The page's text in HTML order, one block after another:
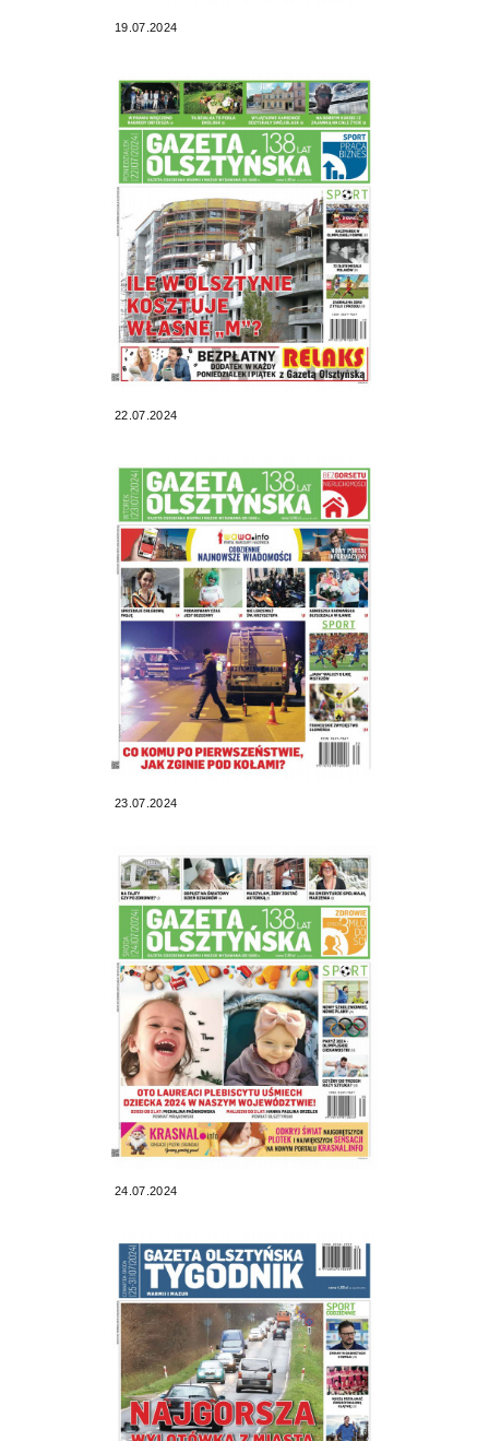
19.07.2024
22.07.2024
23.07.2024
24.07.2024